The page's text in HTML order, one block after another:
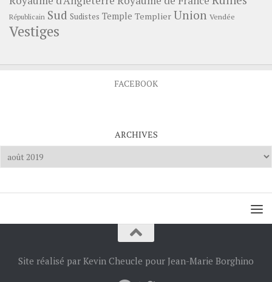
Républicain Sud Sudistes Temple Templier Union Vendée
Vestiges
FACEBOOK
ARCHIVES
Archives
Site réalisé par Kevin Cheucle pour Jean-Marie Borghino